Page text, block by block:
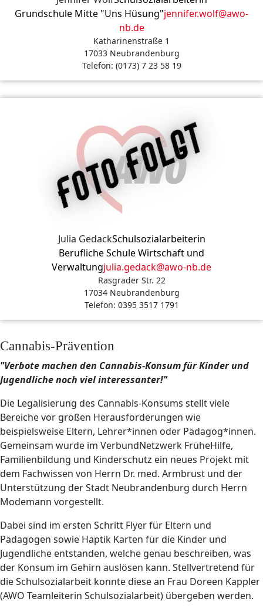
Grundschule Mitte "Uns Hüsung"jennifer.wolf@awo-
nb.de
Katharinenstraße 1
17033 Neubrandenburg
Telefon: (0173) 7 23 58 19
Julia GedackSchulsozialarbeiterin
Berufliche Schule Wirtschaft und
Verwaltungjulia.gedack@awo-nb.de
Rasgrader Str. 22
17034 Neubrandenburg
Telefon: 0395 3517 1791
Cannabis-Prävention
"Verbote machen den Cannabis-Konsum für Kinder und
Jugendliche noch viel interessanter!"
Die Legalisierung des Cannabis-Konsums stellt viele
Bereiche vor großen Herausforderungen wie
beispielsweise Eltern, Lehrer*innen oder Pädagog*innen.
Gemeinsam wurde im VerbundNetzwerk FrüheHilfe,
Familienbildung und Kinderschutz ein neues Projekt mit
dem Fachwissen von Herrn Dr. med. Armbrust und der
Unterstützung der Stadt Neubrandenburg durch Herrn
Modemann vorgestellt.
Dabei sind im ersten Schritt Flyer für Eltern und
Pädagogen sowie Haptik Karten für die Kinder und
Jugendliche entstanden, welche genau beschreiben, was
der Konsum im Gehirn auslösen kann. Stellvertretend für
die Schulsozialarbeit konnte diese an Frau Doreen Kappler
(AWO Teamleiterin Schulsozialarbeit) übergeben werden.